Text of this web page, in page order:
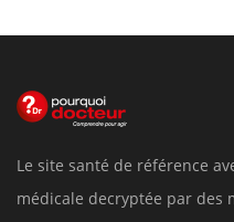
Le site santé de référence
médicale decryptée par des